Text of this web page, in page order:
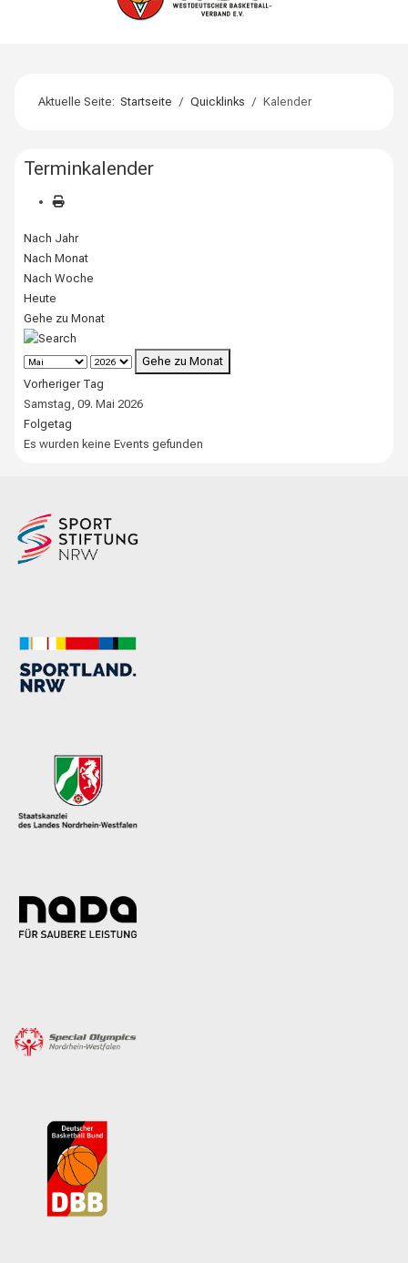
Aktuelle Seite:Startseite Quicklinks Kalender
Terminkalender
Nach Jahr
Nach Monat
Nach Woche
Heute
Gehe zu Monat
Gehe zu Monat
Vorheriger Tag
Samstag, 09. Mai 2026
Folgetag
Es wurden keine Events gefunden